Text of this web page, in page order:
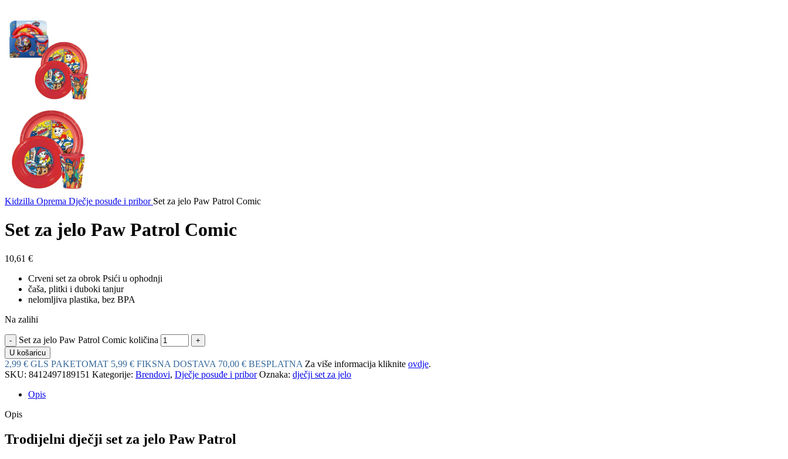
Kidzilla Oprema Dječje posuđe i pribor Set za jelo Paw Patrol Comic
Set za jelo Paw Patrol Comic
10,61 €
Crveni set za obrok Psići u ophodnji
čaša, plitki i duboki tanjur
nelomljiva plastika, bez BPA
Na zalihi
Set za jelo Paw Patrol Comic količina
U košaricu
2,99 € GLS PAKETOMAT 5,99 € FIKSNA DOSTAVA 70,00 € BESPLATNA Za više informacija kliknite ovdje.
SKU: 8412497189151 Kategorije: Brendovi, Dječje posuđe i pribor Oznaka: dječji set za jelo
Opis
Opis
Trodijelni dječji set za jelo Paw Patrol